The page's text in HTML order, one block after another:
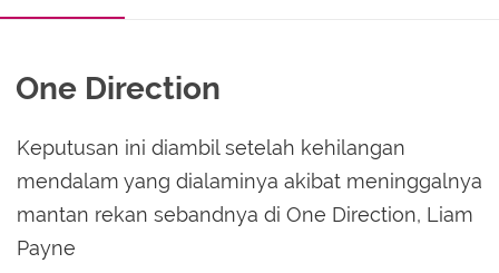
One Direction
Keputusan ini diambil setelah kehilangan
mendalam yang dialaminya akibat meninggalnya
mantan rekan sebandnya di One Direction, Liam
Payne